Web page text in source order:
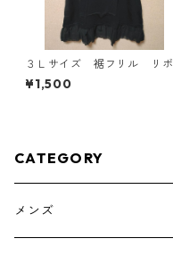
３Ｌサイズ 裾フリル リボ
ン付きタンクトップ ブラッ
ク KAE-4788
¥1,500
CATEGORY
メンズ